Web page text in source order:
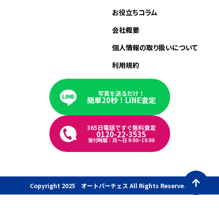
お役立ちコラム
会社概要
個人情報の取り扱いについて
利用規約
写真を送るだけ！
簡単20秒！LINE査定
365日電話ですぐ無料査定
0120-22-3535
受付時間：月〜日 9:00~18:00
Copyright 2025 オートパーチェス All Rights Reserved.